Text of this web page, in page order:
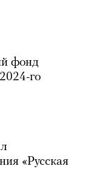
фонд
го
«Русская